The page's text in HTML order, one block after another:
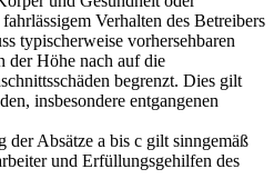
Verhalten des Betreibers
typischerweise vorhersehbaren
der Höhe nach auf die
begrenzt. Dies gilt
insbesondere entgangenen
der Absätze a bis c gilt sinngemäß
und Erfüllungsgehilfen des